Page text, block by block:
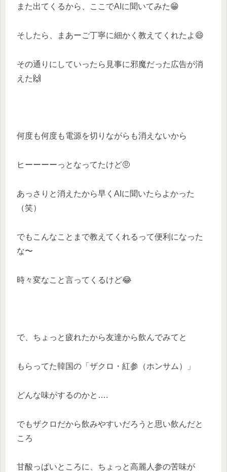
また出てくるから、ここでAIに聞いてみた😁
そしたら、まあーご丁寧に細かく教えてくれたよ😄
その通りにしていったら見事に邪魔だった広告が消
えた🙌
何度も何度も電源を切りながらも消えないから
ヒーーーーっとなってたけど🤨
あっさりと消えたから早くAIに聞いたらよかった
（笑）
でもこんなことまで教えてくれるって便利になった
な〜
時々変なこと言ってくるけど😂
で、ちょっと疲れたから友達から飲んでみてと
もらってた韓国の「ザクロ・紅参（ホンサム）」
どんな味がするのかと….
でもザクロだから飲みやすいだろうと思い飲んだと
ころ
甘酸っぱいところに、ちょっと高麗人参の苦味が